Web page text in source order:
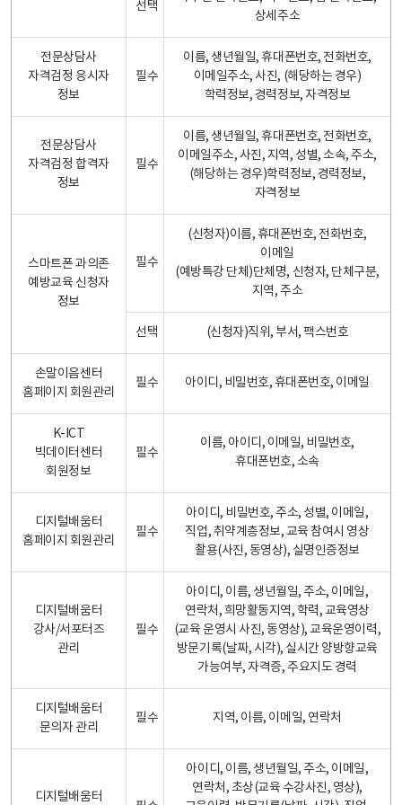
선택
상세주소
전문상담사
자격검정 응시자
정보
필수
이름, 생년월일, 휴대폰번호, 전화번호,
이메일주소, 사진, (해당하는 경우)
학력정보, 경력정보, 자격정보
전문상담사
자격검정 합격자
정보
필수
이름, 생년월일, 휴대폰번호, 전화번호,
이메일주소, 사진, 지역, 성별, 소속, 주소,
(해당하는 경우)학력정보, 경력정보,
자격정보
스마트폰 과의존
예방교육 신청자
정보
필수
(신청자)이름, 휴대폰번호, 전화번호,
이메일
(예방특강 단체)단체명, 신청자, 단체구분,
지역, 주소
선택 (신청자)직위, 부서, 팩스번호
손말이음센터
홈페이지 회원관리
필수 아이디, 비밀번호, 휴대폰번호, 이메일
K-ICT
빅데이터센터
회원정보
필수
이름, 아이디, 이메일, 비밀번호,
휴대폰번호, 소속
디지털배움터
홈페이지 회원관리
필수
아이디, 비밀번호, 주소, 성별, 이메일,
직업, 취약계층정보, 교육 참여시 영상
촬용(사진, 동영상), 실명인증정보
디지털배움터
강사/서포터즈
관리
필수
아이디, 이름, 생년월일, 주소, 이메일,
연락처, 희망활동지역, 학력, 교육영상
(교육 운영시 사진, 동영상), 교육운영이력,
방문기록(날짜, 시각), 실시간 양방향교육
가능여부, 자격증, 주요지도 경력
디지털배움터
문의자 관리
필수 지역, 이름, 이메일, 연락처
디지털배움터
아이디, 이름, 생년월일, 주소, 이메일,
연락처, 초상(교육 수강사진, 영상),